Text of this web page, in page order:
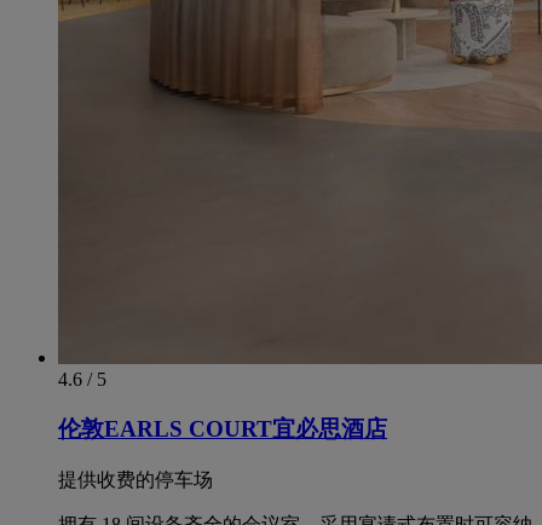
4.6 / 5
伦敦EARLS COURT宜必思酒店
提供收费的停车场